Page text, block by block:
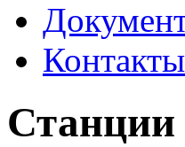
Контакты
Станции